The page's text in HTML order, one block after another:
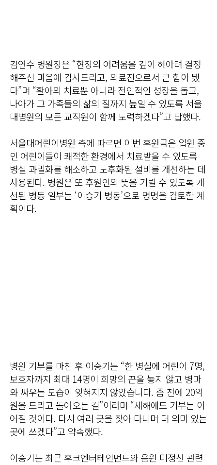
김연수 병원장은 “현장의 어려움을 깊이 헤아려 결정
해주신 마음에 감사드리고, 의료진으로서 큰 힘이 됐
다”며 “환아의 치료뿐 아니라 전인적인 성장을 돕고,
나아가 그 가족들의 삶의 질까지 높일 수 있도록 서울
대병원의 모든 교직원이 함께 노력하겠다”고 답했다.
서울대어린이병원 측에 따르면 이번 후원금은 입원 중
인 어린이들이 쾌적한 환경에서 치료받을 수 있도록
병실 과밀화를 해소하고 노후화된 설비를 개선하는 데
사용된다. 병원은 또 후원인의 뜻을 기릴 수 있도록 개
선된 병동 일부는 ‘이승기 병동’으로 명명을 검토할 계
획이다.
병원 기부를 마친 후 이승기는 “한 병실에 어린이 7명,
보호자까지 최대 14명이 희망의 끈을 놓지 않고 병마
와 싸우는 모습이 잊혀지지 않았습니다. 좀 전에 20억
원을 드리고 돌아오는 길”이라며 “새해에도 기부는 이
어질 것이다. 다시 여러 곳을 찾아 다니며 더 의미 있는
곳에 쓰겠다”고 약속했다.
이승기는 최근 후크엔터테인먼트와 음원 미정산 관련